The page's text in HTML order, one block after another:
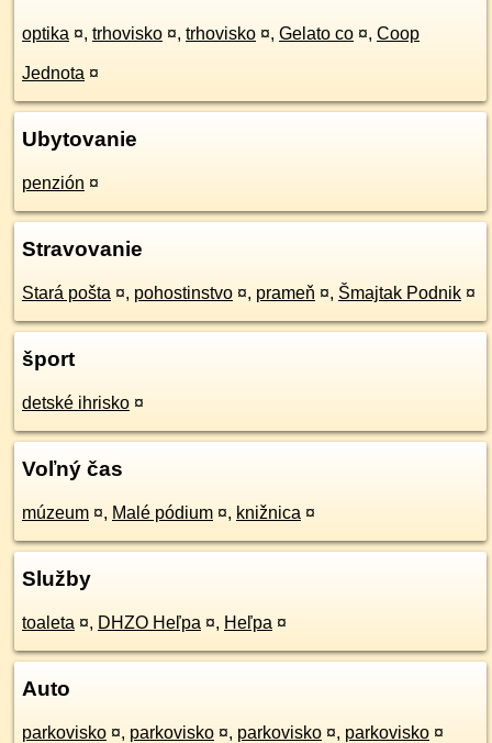
optika ¤, trhovisko ¤, trhovisko ¤, Gelato co ¤, Coop
Jednota ¤
Ubytovanie
penzión ¤
Stravovanie
Stará pošta ¤, pohostinstvo ¤, prameň ¤, Šmajtak Podnik ¤
šport
detské ihrisko ¤
Voľný čas
múzeum ¤, Malé pódium ¤, knižnica ¤
Služby
toaleta ¤, DHZO Heľpa ¤, Heľpa ¤
Auto
parkovisko ¤, parkovisko ¤, parkovisko ¤, parkovisko ¤